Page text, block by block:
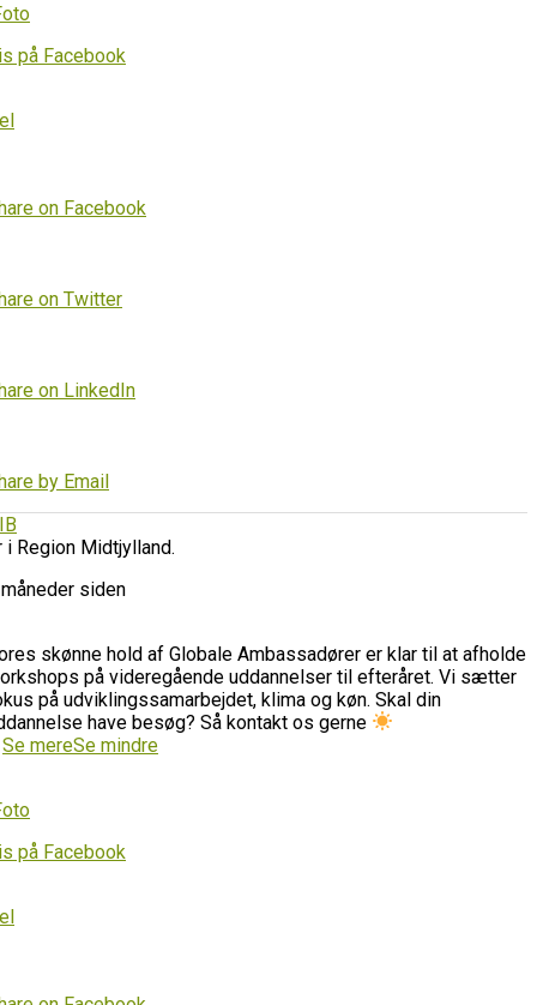
på Facebook
on Facebook
on Twitter
on LinkedIn
by Email
i Region Midtjylland.
siden
skønne hold af Globale Ambassadører er klar til at afholde
på videregående uddannelser til efteråret. Vi sætter
på udviklingssamarbejdet, klima og køn. Skal din
have besøg? Så kontakt os gerne
Se mereSe mindre
på Facebook